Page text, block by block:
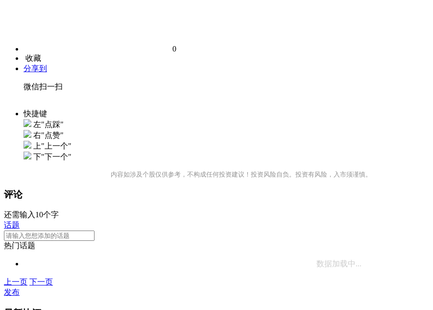
0
收藏
分享到
微信扫一扫
快捷键
左"点踩"
右"点赞"
上"上一个"
下"下一个"
内容如涉及个股仅供参考，不构成任何投资建议！投资风险自负。投资有风险，入市须谨慎。
评论
还需输入10个字
话题
热门话题
数据加载中...
上一页 下一页
发布